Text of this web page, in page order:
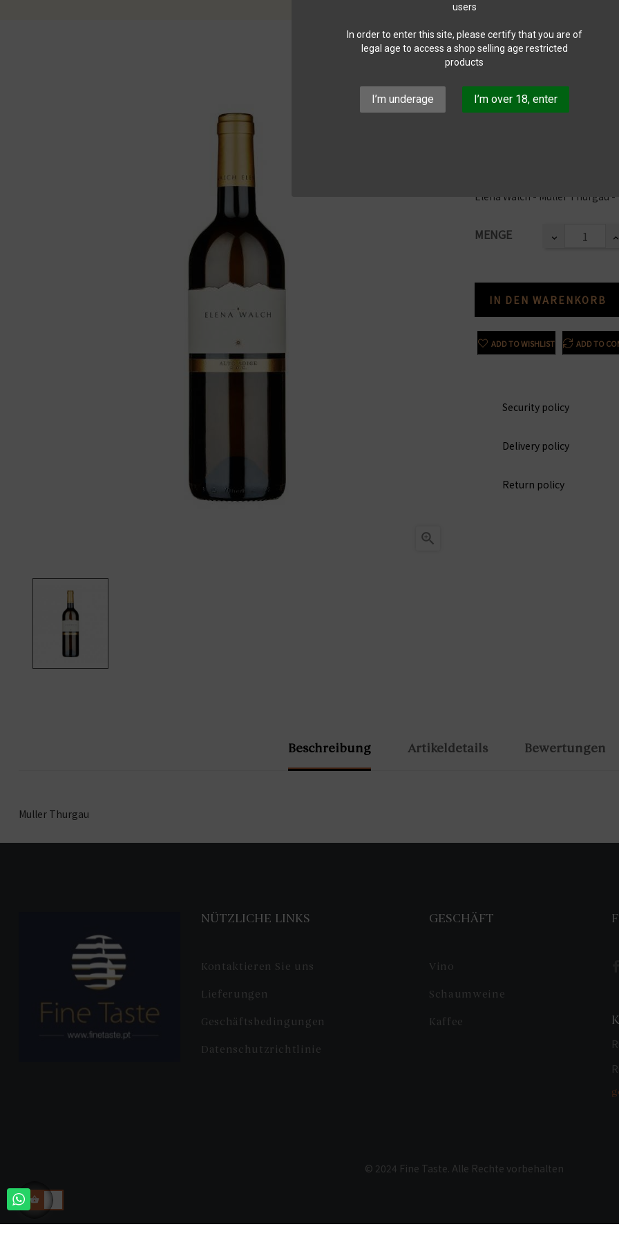
users
In order to enter this site, please certify that you are of
legal age to access a shop selling age restricted
products
I’m underage I’m over 18, enter

Elena Walch
delle
Teilen
Elena Walch - Muller Thurgau
MENGE
IN DEN WARENKORB
ADD TO WISHLIST ADD TO
Security policy
Delivery policy
Return policy
Beschreibung Artikeldetails Bewertungen
Muller Thurgau
NÜTZLICHE LINKS
Kontaktieren Sie uns
Lieferungen
Geschäftsbedingungen
Datenschutzrichtlinie
GESCHÄFT
Vino
Schaumweine
Kaffee
© 2024 Fine Taste. Alle Rechte vorbehalten